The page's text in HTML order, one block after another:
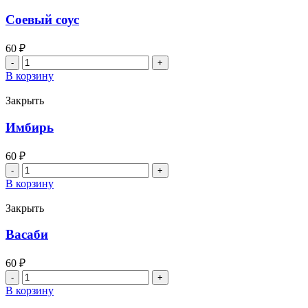
Соевый соус
60 ₽
Количество
товара
Соевый
соус
В корзину
Закрыть
Имбирь
60 ₽
Количество
товара
Имбирь
В корзину
Закрыть
Васаби
60 ₽
Количество
товара
Васаби
В корзину